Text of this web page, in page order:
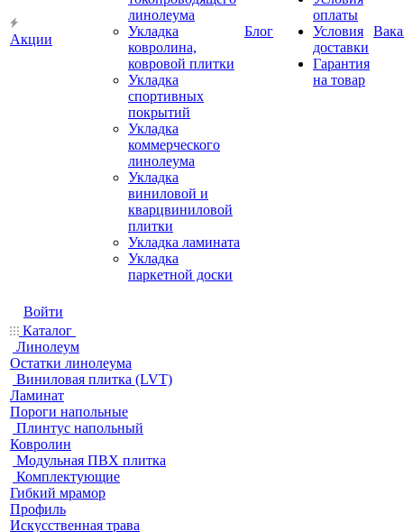
Акции
линолеума
Укладка
ковролина,
ковровой плитки
Укладка
спортивных
покрытий
Укладка
коммерческого
линолеума
Укладка
виниловой и
кварцвиниловой
плитки
Укладка ламината
Укладка
паркетной доски
Блог
оплаты
Условия
доставки
Гарантия
на товар
Войти
Каталог
Линолеум
Остатки линолеума
Виниловая плитка (LVT)
Ламинат
Пороги напольные
Плинтус напольный
Ковролин
Модульная ПВХ плитка
Комплектующие
Гибкий мрамор
Профиль
Искусственная трава